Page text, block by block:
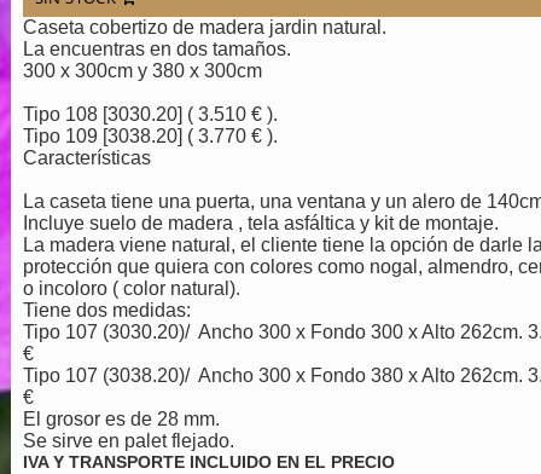
Caseta cobertizo de madera jardin natural.
La encuentras en dos tamaños.
300 x 300cm y 380 x 300cm
Tipo 108 [3030.20] ( 3.510 € ).
Tipo 109 [3038.20] ( 3.770 € ).
Características
La caseta tiene una puerta, una ventana y un alero de
Incluye suelo de madera , tela asfáltica y kit de montaje.
La madera viene natural, el cliente tiene la opción de darle
protección que quiera con colores como nogal, almendro,
o incoloro ( color natural).
Tiene dos medidas:
Tipo 107 (3030.20)/ Ancho 300 x Fondo 300 x Alto 262cm.
€
Tipo 107 (3038.20)/ Ancho 300 x Fondo 380 x Alto 262cm.
€
El grosor es de 28 mm.
Se sirve en palet flejado.
IVA Y TRANSPORTE INCLUIDO EN EL PRECIO